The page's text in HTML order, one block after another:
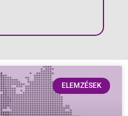
ELEMZÉSEK